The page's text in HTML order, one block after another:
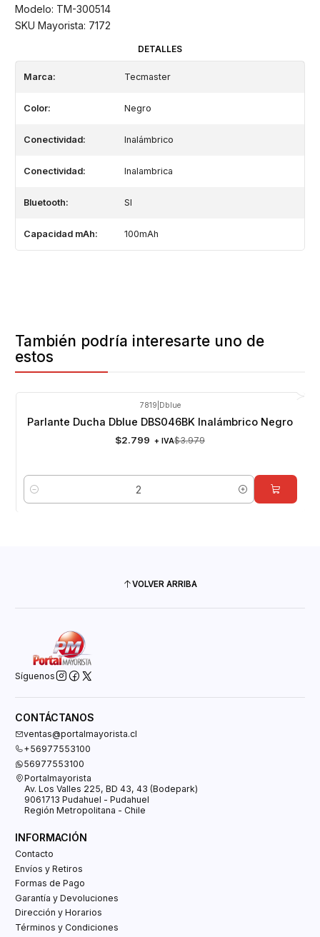
Modelo: TM-300514
SKU Mayorista: 7172
DETALLES
Marca: Tecmaster
Color: Negro
Conectividad: Inalámbrico
Conectividad: Inalambrica
Bluetooth: SI
Capacidad mAh: 100mAh
También podría interesarte uno de
estos
7819 Dblue
Parlante Ducha Dblue DBS046BK Inalámbrico Negro
$2.799 + IVA$3.979
Cantidad
VOLVER ARRIBA
Síguenos
CONTÁCTANOS
ventas@portalmayorista.cl
+56977553100
56977553100
Portalmayorista
Av. Los Valles 225, BD 43, 43 (Bodepark)
9061713 Pudahuel - Pudahuel
Región Metropolitana - Chile
INFORMACIÓN
Contacto
Envíos y Retiros
Formas de Pago
Garantía y Devoluciones
Dirección y Horarios
Términos y Condiciones